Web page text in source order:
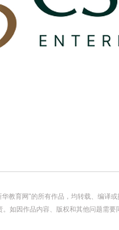
华教育网"的所有作品，均转载、编译
如因作品内容、版权和其他问题需